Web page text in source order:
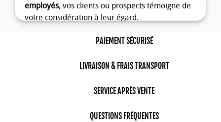
employés, vos clients ou prospects témoigne de
votre considération à leur égard.
, vous renforcer l'image solidaire de votre
Gel antibactérien : la solution pour
des mains toujours propres
Equipez vos locaux avec desflacons grand
PAIEMENT SÉCURISÉ
LIVRAISON & FRAIS TRANSPORT
SERVICE APRÈS VENTE
QUESTIONS FRÉQUENTES